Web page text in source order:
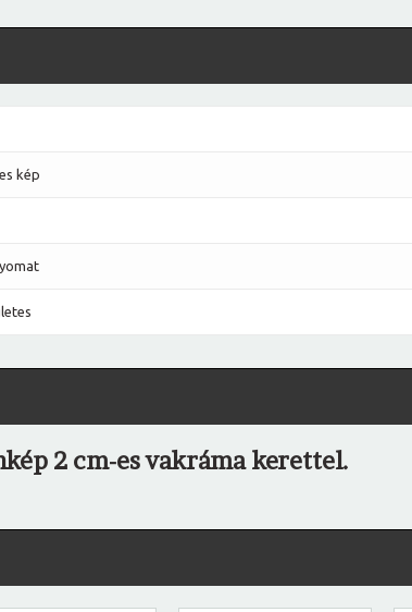
kép
2 cm-es vakráma kerettel.